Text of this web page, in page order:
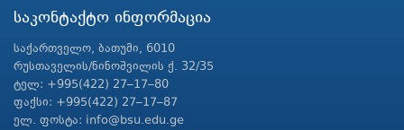
საკონტაქტო ინფორმაცია
საქართველო, ბათუმი, 6010
რუსთაველის/ნინოშვილის ქ. 32/35
ტელ: +995(422) 27–17–80
ფაქსი: +995(422) 27–17–87
ელ. ფოსტა: info@bsu.edu.ge